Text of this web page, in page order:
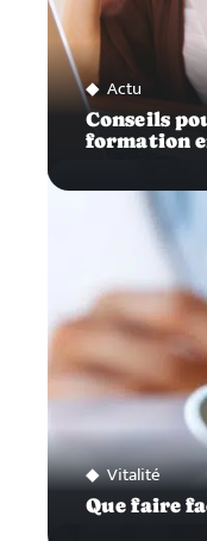
Actu
Conseils
formation
Vitalité
Que faire